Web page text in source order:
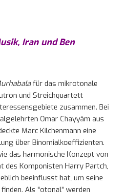
Iran und Ben
für das mikrotonale
und Streichquartett
zusammen. Bei
Omar Chayyām aus
Marc Kilchenmann eine
über Binomialkoeffizienten.
das harmonische Konzept von
des Komponisten Harry Partch,
beeinflusst hat, um seine
Als “otonal” werden